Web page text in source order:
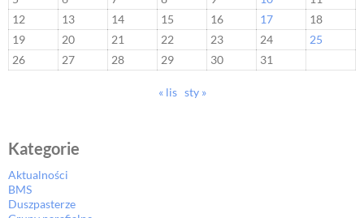
12
13 14 15 16 17
18
19
20 21 22 23 24
25
26
27 28 29 30 31
« lis sty »
Kategorie
Aktualności
BMS
Duszpasterze